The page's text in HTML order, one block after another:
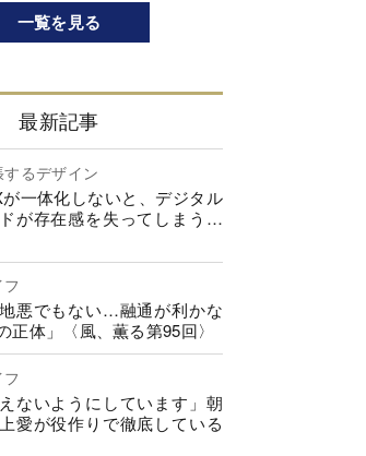
一覧を見る
最新記事
るデザイン
一体化しないと、デジタル
が存在感を失ってしまう…
悪でもない…融通が利かな
正体」〈風、薫る第95回〉
ないようにしています」朝
愛が役作りで徹底している